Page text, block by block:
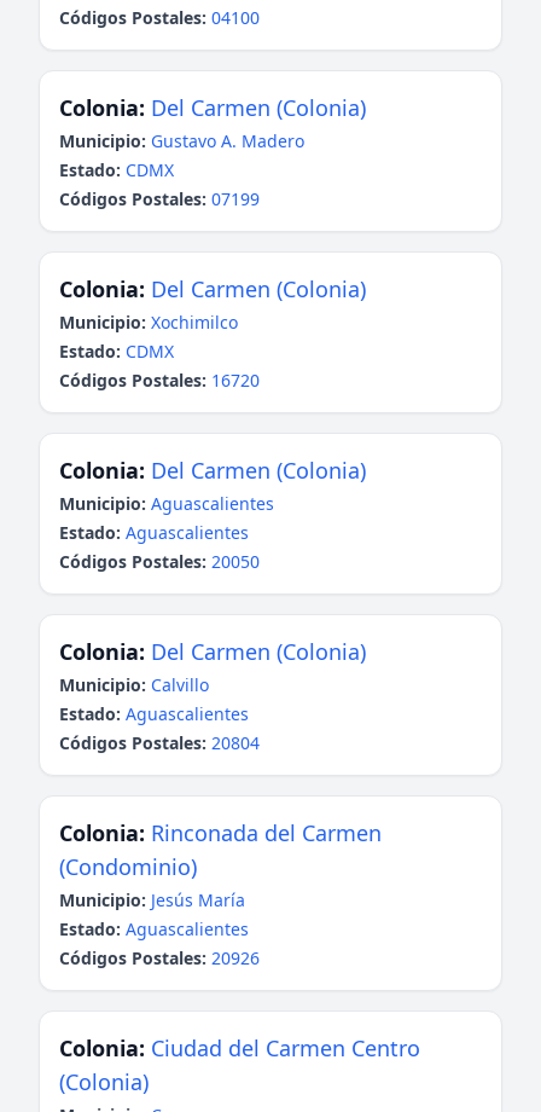
Códigos Postales: 04100
Colonia: Del Carmen (Colonia)
Municipio: Gustavo A. Madero
Estado: CDMX
Códigos Postales: 07199
Colonia: Del Carmen (Colonia)
Municipio: Xochimilco
Estado: CDMX
Códigos Postales: 16720
Colonia: Del Carmen (Colonia)
Municipio: Aguascalientes
Estado: Aguascalientes
Códigos Postales: 20050
Colonia: Del Carmen (Colonia)
Municipio: Calvillo
Estado: Aguascalientes
Códigos Postales: 20804
Colonia: Rinconada del Carmen
(Condominio)
Municipio: Jesús María
Estado: Aguascalientes
Códigos Postales: 20926
Colonia: Ciudad del Carmen Centro
(Colonia)